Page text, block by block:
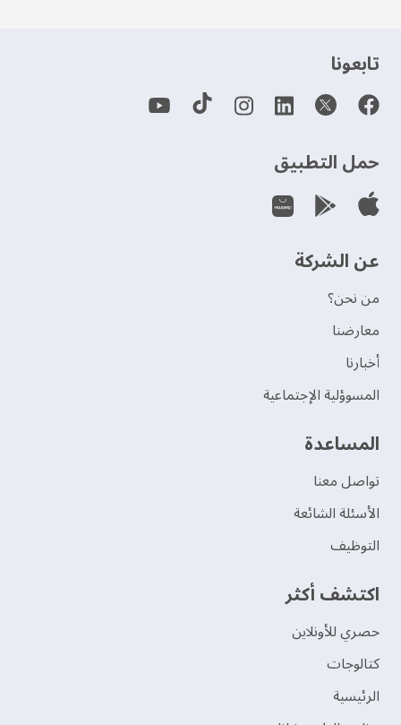
‫تابعونا‬
حمل التطبيق
عن الشركة
من نحن؟
‫معارضنا‬
‫أخبارنا‬
المسوؤلية الإجتماعية
‫المساعدة‬
تواصل معنا
الأسئلة الشائعة
التوظيف
اكتشف أكثر
حصري للأونلاين
‫كتالوجات‬
الرئيسية